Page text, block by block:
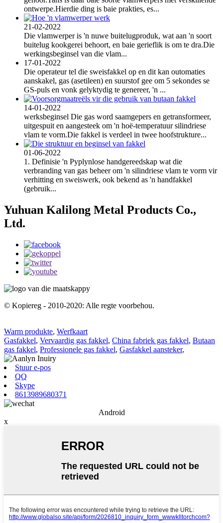
ontwerpe.Hierdie ding is baie prakties, es...
21-02-2022
Die vlamwerper is 'n nuwe buitelugproduk, wat aan 'n soort
buitelug kookgerei behoort, en baie gerieflik is om te dra.Die
werkingsbeginsel van die vlam...
17-01-2022
Die operateur tel die sweisfakkel op en dit kan outomaties
aanskakel, gas (asetileen) en suurstof gee om 5 sekondes se
GS-puls en vonk gelyktydig te genereer, 'n ...
14-01-2022
werksbeginsel Die gas word saamgepers en getransformeer,
uitgespuit en aangesteek om 'n hoë-temperatuur silindriese
vlam te vorm.Die fakkel is verdeel in twee hoofstrukture...
01-06-2022
1. Definisie 'n Pyplynlose handgereedskap wat die
verbranding van gas beheer om 'n silindriese vlam te vorm vir
verhitting en sweiswerk, ook bekend as 'n handfakkel
(gebruik...
Yuhuan Kalilong Metal Products Co.,
Ltd.
© Kopiereg - 2010-2020: Alle regte voorbehou.
Warm produkte, Werfkaart
Gasfakkel, Vervaardig gas fakkel, China fabriek gas fakkel, Butaan
gas fakkel, Professionele gas fakkel, Gasfakkel aansteker,
Stuur e-pos
QQ
Skype
8613989680371
Android
x